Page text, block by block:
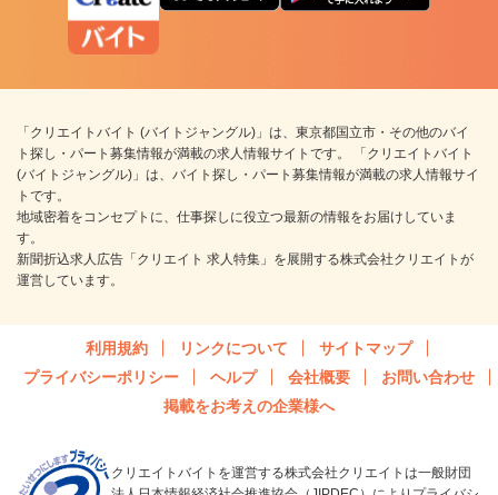
「クリエイトバイト (バイトジャングル)」は、東京都国立市・その他のバイ
ト探し・パート募集情報が満載の求人情報サイトです。 「クリエイトバイト
(バイトジャングル)」は、バイト探し・パート募集情報が満載の求人情報サイ
トです。
地域密着をコンセプトに、仕事探しに役立つ最新の情報をお届けしていま
す。
新聞折込求人広告「クリエイト 求人特集」を展開する株式会社クリエイトが
運営しています。
利用規約 リンクについて
サイトマップ
プライバシーポリシー
ヘルプ 会社概要
お問い合わせ
掲載をお考えの企業様へ
クリエイトバイトを運営する株式会社クリエイトは一般財団